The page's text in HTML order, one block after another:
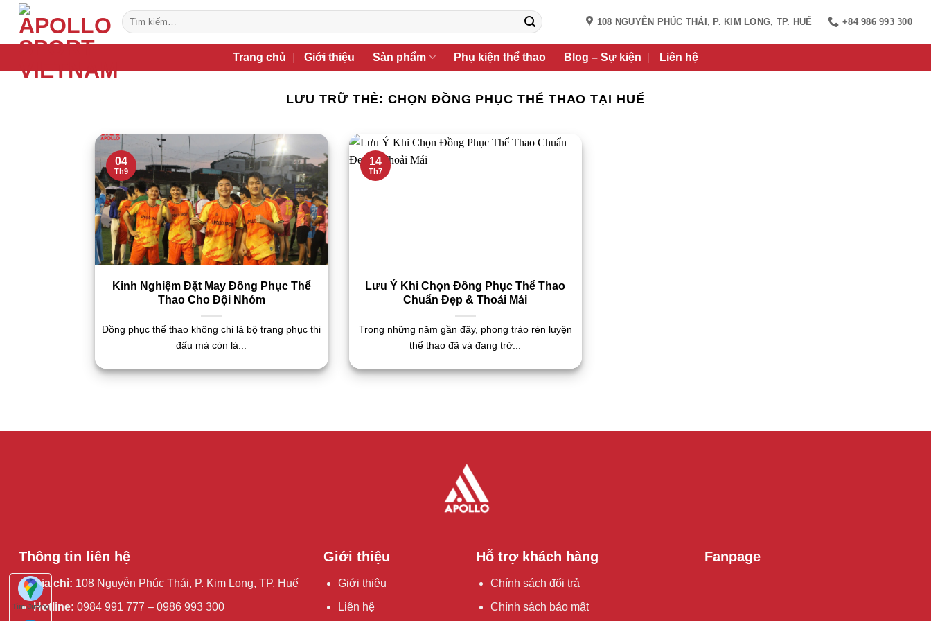
nội
Tìm
kiếm:
108 NGUYỄN PHÚC THÁI, P. KIM LONG, TP. HUẾ +84 986 993 300
Trang chủ Giới thiệu Sản phẩm Phụ kiện thể thao Blog – Sự kiện Liên hệ
LƯU TRỮ THẺ:CHỌN ĐỒNG PHỤC THỂ THAO TẠI HUẾ
Kinh Nghiệm Đặt May Đồng Phục Thể
Thao Cho Đội Nhóm
Đồng phục thể thao không chỉ là bộ trang phục thi
đấu mà còn là...
04
Th9
Lưu Ý Khi Chọn Đồng Phục Thể Thao
Chuẩn Đẹp & Thoải Mái
Trong những năm gần đây, phong trào rèn luyện
thể thao đã và đang trở...
14
Th7
Thông tin liên hệ
Địa chỉ: 108 Nguyễn Phúc Thái, P. Kim Long, TP. Huế
Hotline: 0984 991 777 – 0986 993 300
Giới thiệu
Giới thiệu
Liên hệ
Hỗ trợ khách hàng
Chính sách đổi trả
Chính sách bảo mật
Fanpage
Tìm đường